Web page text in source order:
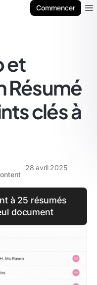
Commencer
et
Résumé
clés à
28 avril 2025
à 25 résumés
document